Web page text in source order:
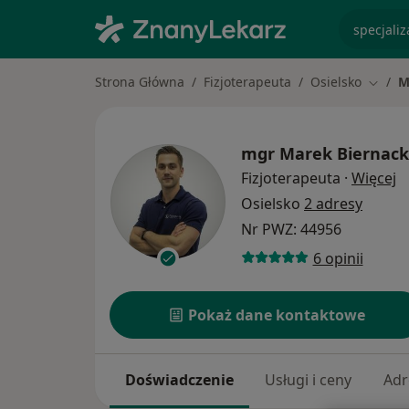
Strona Główna Fizjoterapeuta Osielsko
mgr Marek
Fizjoterapeuta · Więcej
Osielsko 2 adresy
Nr PWZ: 44956
6 opinii
Pokaż dane kontaktowe
Doświadczenie Usługi i ceny